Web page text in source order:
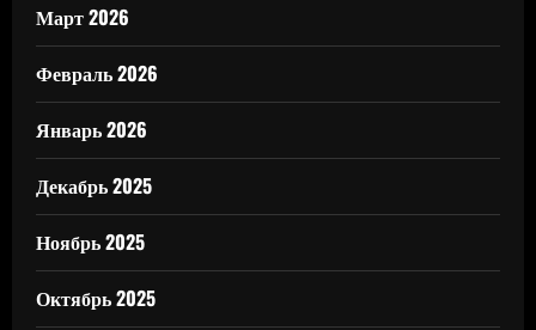
Март 2026
Февраль 2026
Январь 2026
Декабрь 2025
Ноябрь 2025
Октябрь 2025